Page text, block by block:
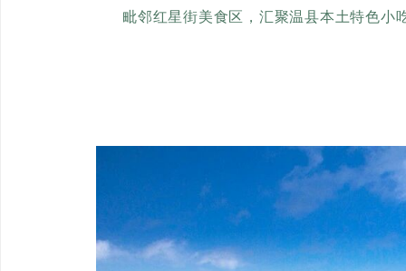
毗邻红星街美食区，汇聚温县本土特色